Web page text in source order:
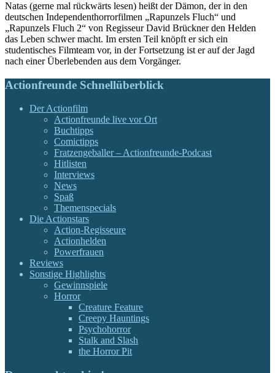
Natas (gerne mal rückwärts lesen) heißt der Dämon, der in den
deutschen Independenthorrorfilmen „Rapunzels Fluch“ und
„Rapunzels Fluch 2“ von Regisseur David Brückner den Helden
das Leben schwer macht. Im ersten Teil knöpft er sich ein
studentisches Filmteam vor, in der Fortsetzung ist er auf der Jagd
nach einer Überlebenden aus dem Vorgänger.
Actionfreunde Schnellüberblick
Der Actionfilm
Actionfreunde live vor Ort
Buchtipps
Comictipps
Fratzengeballer – Actionfreunde-Podcast
Hitlisten
Interviews
News
Spaß
Themenspecials
Die Actionstars
Action-Regisseure
Actionhelden
Powerfrauen
Reviews
Sonstige Highlights
Gewinnspiele
Horror
Creature Feature
Creepy Hauntings
Psychohorror
Stalk and Slash
the Horror Pit